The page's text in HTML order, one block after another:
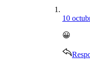
10
😀